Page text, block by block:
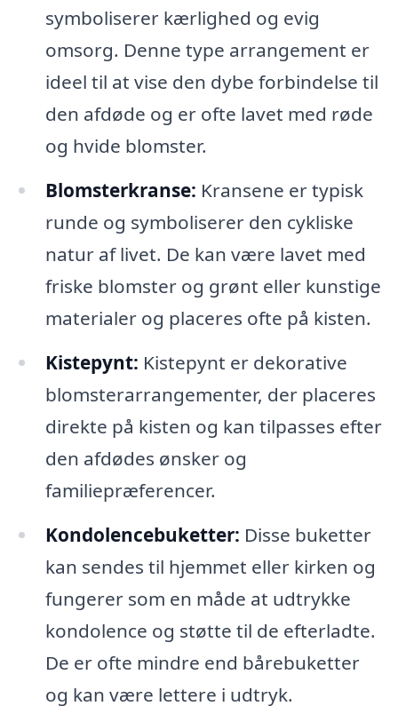
symboliserer kærlighed og evig
omsorg. Denne type arrangement er
ideel til at vise den dybe forbindelse til
den afdøde og er ofte lavet med røde
og hvide blomster.
Blomsterkranse: Kransene er typisk
runde og symboliserer den cykliske
natur af livet. De kan være lavet med
friske blomster og grønt eller kunstige
materialer og placeres ofte på kisten.
Kistepynt: Kistepynt er dekorative
blomsterarrangementer, der placeres
direkte på kisten og kan tilpasses efter
den afdødes ønsker og
familiepræferencer.
Kondolencebuketter: Disse buketter
kan sendes til hjemmet eller kirken og
fungerer som en måde at udtrykke
kondolence og støtte til de efterladte.
De er ofte mindre end bårebuketter
og kan være lettere i udtryk.